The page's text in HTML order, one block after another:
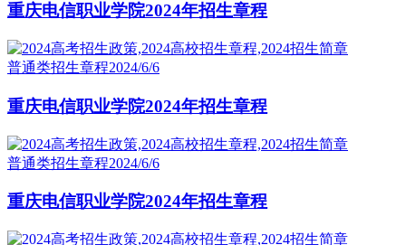
重庆电信职业学院2024年招生章程
普通类招生章程2024/6/6
重庆电信职业学院2024年招生章程
普通类招生章程2024/6/6
重庆电信职业学院2024年招生章程